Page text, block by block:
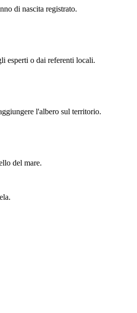
di nascita registrato.
esperti o dai referenti locali.
l'albero sul territorio.
del mare.